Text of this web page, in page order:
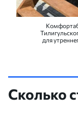
для
Сколько